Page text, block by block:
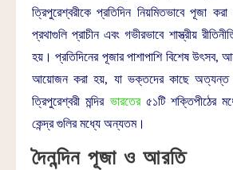
ত্রিপুরেশ্বরীকে প্রতিদিন নিয়মিতভাবে পূজা
প্রথাগুলি প্রাচীন এবং গভীরভাবে শাস্ত্রীয়
হয়। প্রতিদিনের পূজার পাশাপাশি বিশেষ উৎসব,
আয়োজন করা হয়, যা ভক্তদের কাছে
ত্রিপুরেশ্বরী মন্দির ভারতের ৫১টি শক্তিপীঠের
কেন্দ্র গুলির মধ্যে অন্যতম।
দৈনন্দিন পূজা ও আরতি